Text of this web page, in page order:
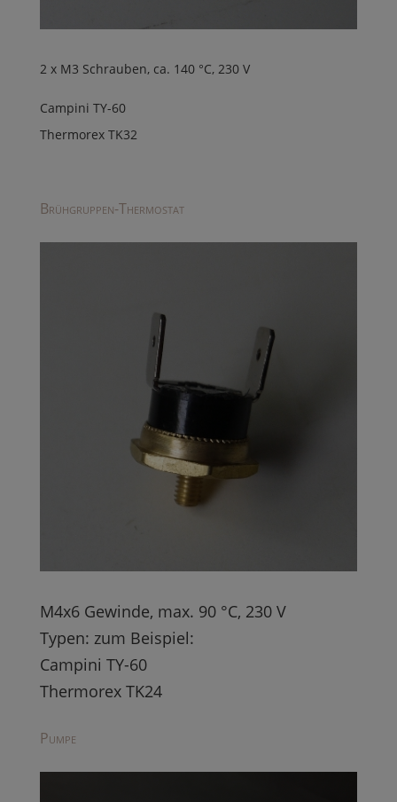
2 x M3 Schrauben, ca. 140 °C, 230 V
Campini TY-60
Thermorex TK32
Brühgruppen-Thermostat
M4x6 Gewinde, max. 90 °C, 230 V
Typen: zum Beispiel:
Campini TY-60
Thermorex TK24
Pumpe